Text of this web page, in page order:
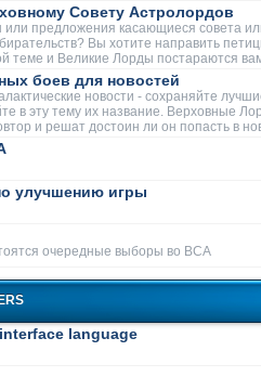
Совету Астролордов
или предложения касающиеся совета
Вы хотите направить
теме и Великие Лорды постараются
боев для новостей
новости - сохраняйте
в эту тему их название. Верховные
и решат достоин ли он попасть в
улучшению игры
очередные выборы во ВСА
language